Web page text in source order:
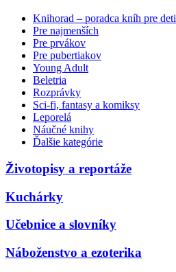
Knihorad – poradca kníh pre deti
Pre najmenších
Pre prvákov
Pre pubertiakov
Young Adult
Beletria
Rozprávky
Sci-fi, fantasy a komiksy
Leporelá
Náučné knihy
Ďalšie kategórie
Životopisy a reportáže
Kuchárky
Učebnice a slovníky
Náboženstvo a ezoterika